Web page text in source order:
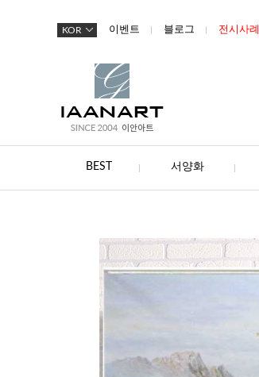
KOR 이벤트 블로그 전시사례
BEST 서양화